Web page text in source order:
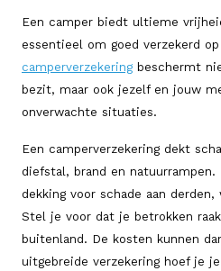
Een camper biedt ultieme
essentieel om goed verzekerd
camperverzekering beschermt
bezit, maar ook jezelf en jouw
onverwachte situaties.
Een camperverzekering dekt
diefstal, brand en
dekking voor schade aan
Stel je voor dat je betrokken
buitenland. De kosten kunnen
uitgebreide verzekering hoef je